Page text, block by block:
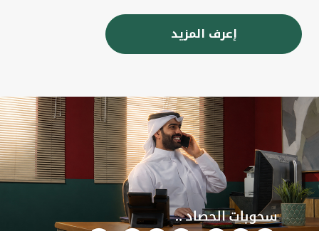
إعرف المزيد